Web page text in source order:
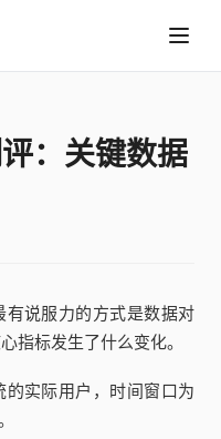
：关键数据
说服力的方式是数据对
指标发生了什么变化。
实际用户，时间窗口为